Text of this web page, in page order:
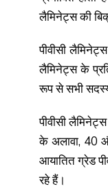
लैमिनेट्स की
पीवीसी
लैमिनेट्स के
रूप से सभी
पीवीसी
के अलावा, 40
आयातित ग्रेड
रहे हैं।